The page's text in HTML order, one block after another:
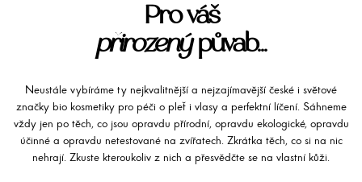
Pro váš
přirozenýpůvab...
Neustále vybíráme ty nejkvalitnější a nejzajímavější české i světové
značky bio kosmetiky pro péči o pleť i vlasy a perfektní líčení. Sáhneme
vždy jen po těch, co jsou opravdu přírodní, opravdu ekologické, opravdu
účinné a opravdu netestované na zvířatech. Zkrátka těch, co si na nic
nehrají. Zkuste kteroukoliv z nich a přesvědčte se na vlastní kůži.